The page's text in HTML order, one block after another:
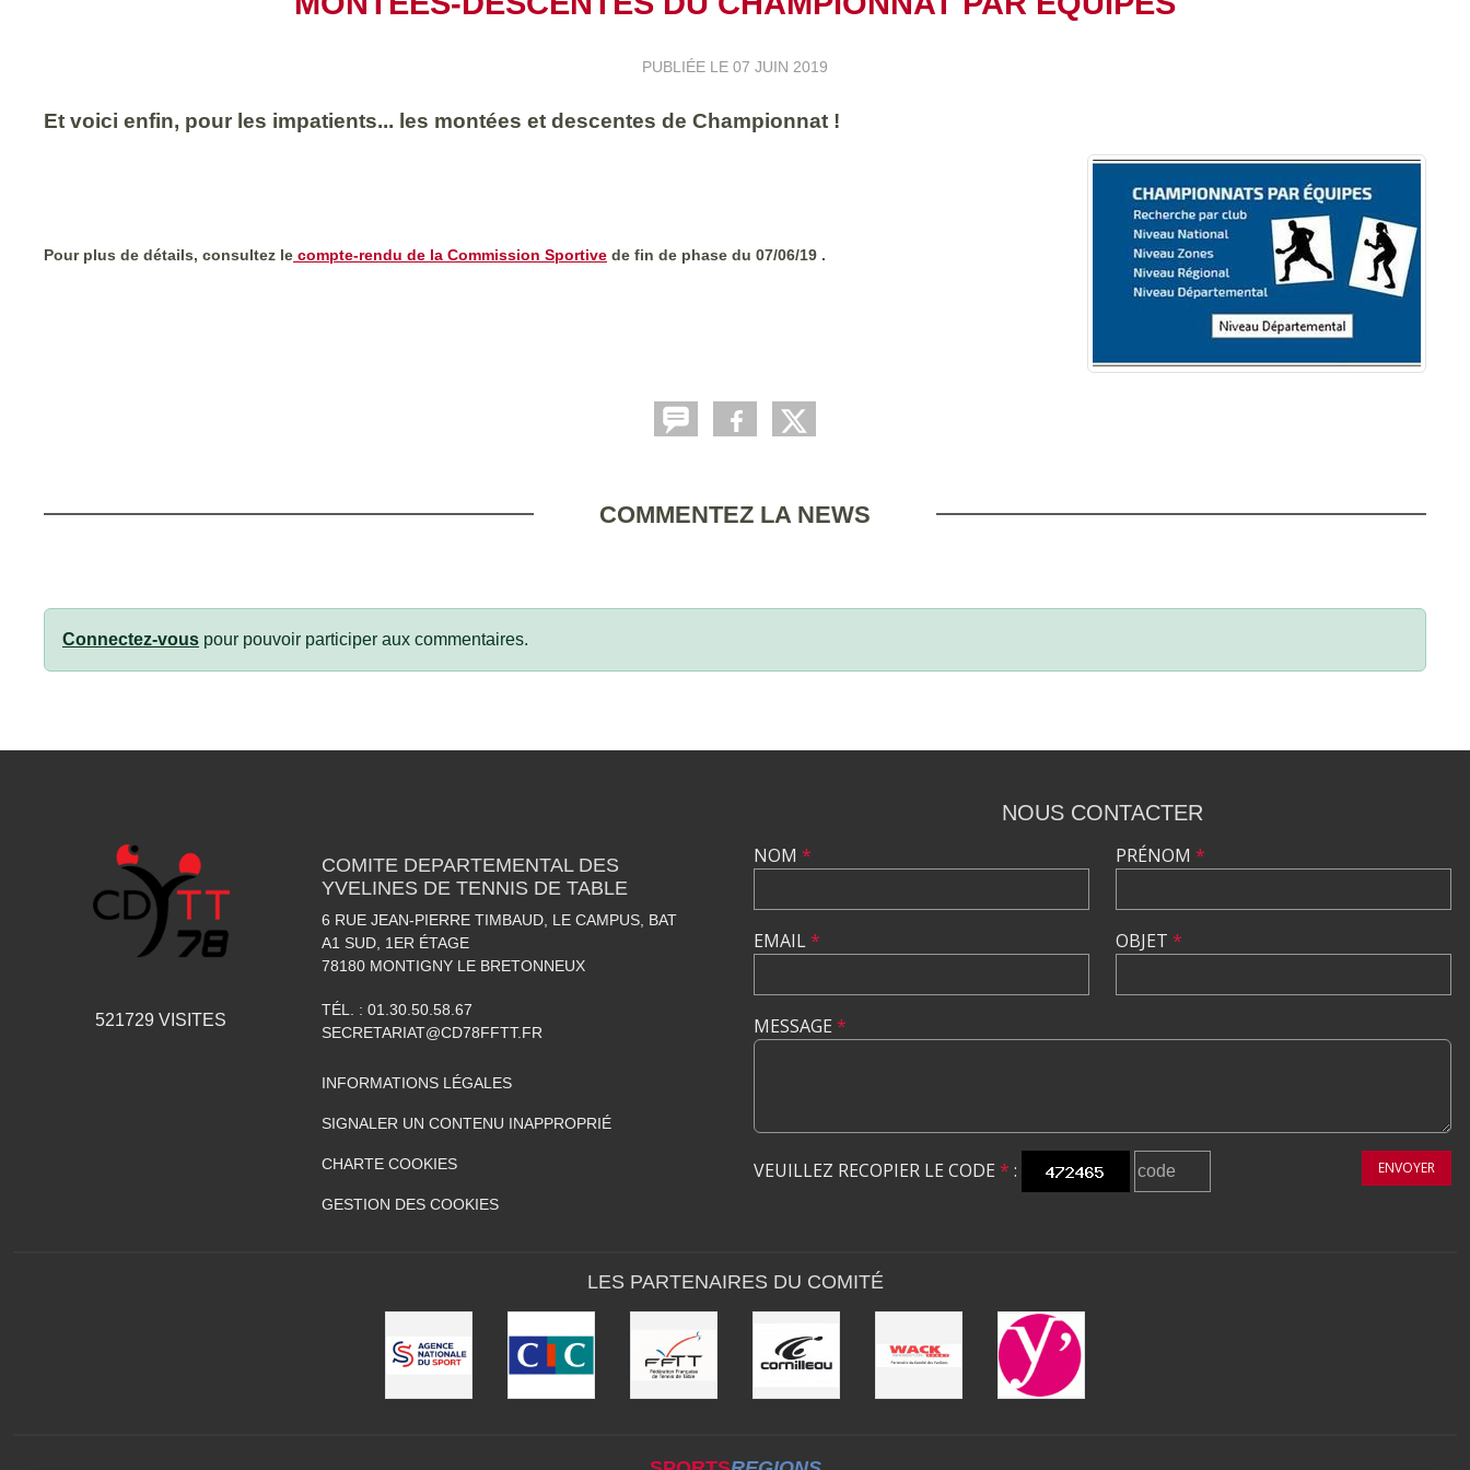
PUBLIÉE LE 07 JUIN 2019
Et voici enfin, pour les impatients... les montées et descentes de Championnat !
Pour plus de détails, consultez le compte-rendu de la Commission Sportive de fin de phase du 07/06/19 .
COMMENTEZ LA NEWS
Connectez-vous pour pouvoir participer aux commentaires.
521729 VISITES
COMITE DEPARTEMENTAL DES
YVELINES DE TENNIS DE TABLE
6 RUE JEAN-PIERRE TIMBAUD, LE CAMPUS, BAT
A1 SUD, 1ER ÉTAGE
78180 MONTIGNY LE BRETONNEUX
TÉL. : 01.30.50.58.67
SECRETARIAT@CD78FFTT.FR
INFORMATIONS LÉGALES
SIGNALER UN CONTENU INAPPROPRIÉ
CHARTE COOKIES
GESTION DES COOKIES
NOUS CONTACTER
NOM *
EMAIL*
PRÉNOM *
OBJET *
MESSAGE *
VEUILLEZ RECOPIER LE CODE * : ENVOYER
LES PARTENAIRES DU COMITÉ